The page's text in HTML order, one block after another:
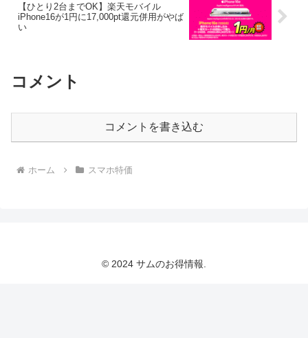
【ひとり2台までOK】楽天モバイル
iPhone16が1円に17,000pt還元併用がやば
い
コメント
コメントを書き込む
ホーム スマホ特価
© 2024 サムのお得情報.